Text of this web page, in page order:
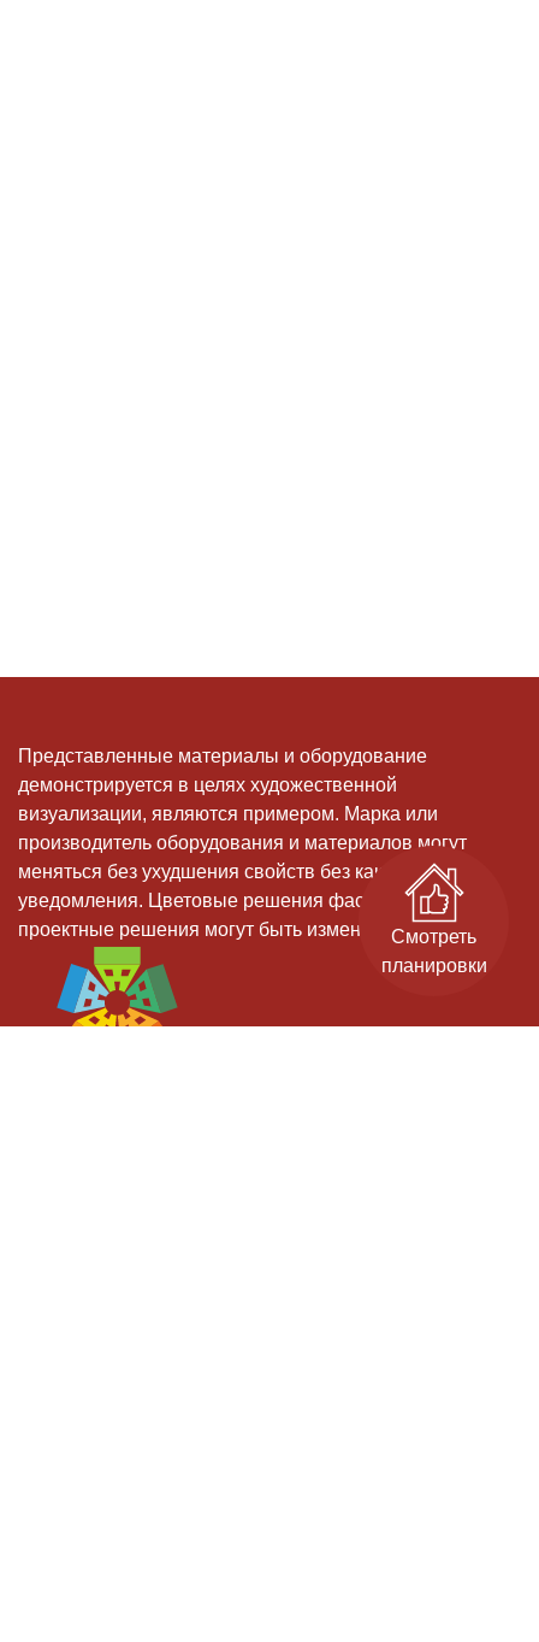
Представленные материалы и оборудование
демонстрируется в целях художественной
визуализации, являются примером. Марка или
производитель оборудования и материалов могут
меняться без ухудшения свойств без какого-либо
уведомления. Цветовые решения фасадов, и иные
проектные решения могут быть измененыСмотреть
планировки